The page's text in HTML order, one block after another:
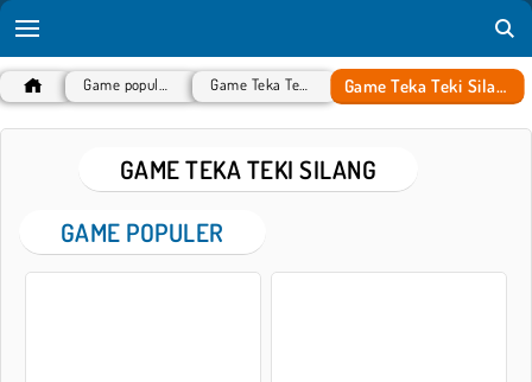
Game Teka Teki Silang
GAME TEKA TEKI SILANG
GAME POPULER